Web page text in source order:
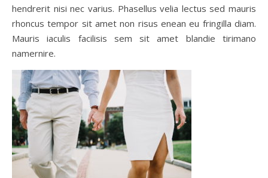
hendrerit nisi nec varius. Phasellus velia lectus sed mauris
rhoncus tempor sit amet non risus enean eu fringilla diam.
Mauris iaculis facilisis sem sit amet blandie tirimano
namernire.